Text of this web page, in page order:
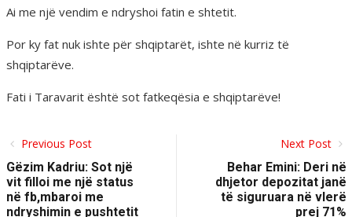
Ai me një vendim e ndryshoi fatin e shtetit.
Por ky fat nuk ishte për shqiptarët, ishte në kurriz të
shqiptarëve.
Fati i Taravarit është sot fatkeqësia e shqiptarëve!
Previous Post
Gëzim Kadriu: Sot një
vit filloi me një status
në fb,mbaroi me
ndryshimin e pushtetit
Next Post
Behar Emini: Deri në
dhjetor depozitat janë
të siguruara në vlerë
prej 71%